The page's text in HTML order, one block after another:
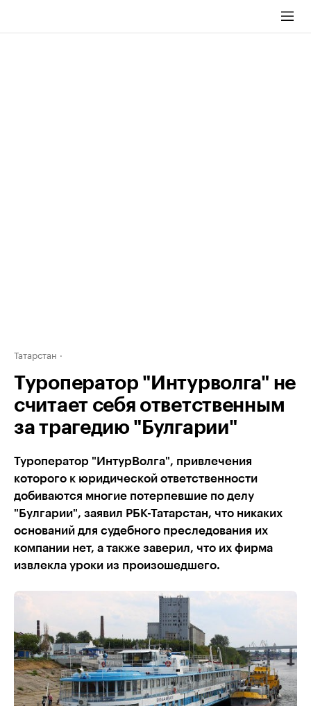
Татарстан
Туроператор "Интурволга" не
считает себя ответственным
за трагедию "Булгарии"
Туроператор "ИнтурВолга", привлечения
которого к юридической ответственности
добиваются многие потерпевшие по делу
"Булгарии", заявил РБК-Татарстан, что никаких
оснований для судебного преследования их
компании нет, а также заверил, что их фирма
извлекла уроки из произошедшего.